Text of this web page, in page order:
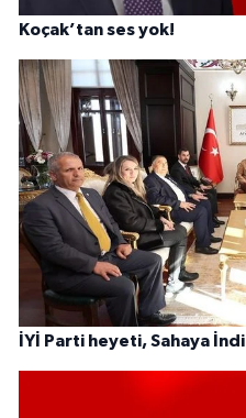
Koçak’tan ses yok!
İYİ Parti heyeti, Sahaya İndi